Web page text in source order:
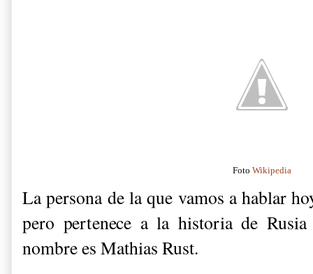
Foto Wikipedia
La persona de la que vamos a hablar
pero pertenece a la historia de
nombre es Mathias Rust.